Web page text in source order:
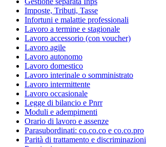
Imposte, Tributi, Tasse
Infortuni e malattie professionali
Lavoro a termine e stagionale
Lavoro accessorio (con voucher)
Lavoro agile
Lavoro autonomo
Lavoro domestico
Lavoro interinale o somministrato
Lavoro intermittente
Lavoro occasionale
Legge di bilancio e Pnrr
Moduli e adempimenti
Orario di lavoro e assenze
Parasubordinati: co.co.co e co.co.pro
Parità di trattamento e discriminazioni